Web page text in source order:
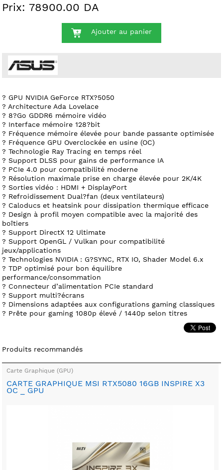
Prix: 78900.00 DA
Ajouter au panier
? GPU NVIDIA GeForce RTX?5050
? Architecture Ada Lovelace
? 8?Go GDDR6 mémoire vidéo
? Interface mémoire 128?bit
? Fréquence mémoire élevée pour bande passante optimisée
? Fréquence GPU Overclockée en usine (OC)
? Technologie Ray Tracing en temps réel
? Support DLSS pour gains de performance IA
? PCIe 4.0 pour compatibilité moderne
? Résolution maximale prise en charge élevée pour 2K/4K
? Sorties vidéo : HDMI + DisplayPort
? Refroidissement Dual?fan (deux ventilateurs)
? Caloducs et heatsink pour dissipation thermique efficace
? Design à profil moyen compatible avec la majorité des
boîtiers
? Support DirectX 12 Ultimate
? Support OpenGL / Vulkan pour compatibilité
jeux/applications
? Technologies NVIDIA : G?SYNC, RTX IO, Shader Model 6.x
? TDP optimisé pour bon équilibre
performance/consommation
? Connecteur d’alimentation PCIe standard
? Support multi?écrans
? Dimensions adaptées aux configurations gaming classiques
? Prête pour gaming 1080p élevé / 1440p selon titres
Produits recommandés
Carte Graphique (GPU)
CARTE GRAPHIQUE MSI RTX5080 16GB INSPIRE X3
OC _ GPU